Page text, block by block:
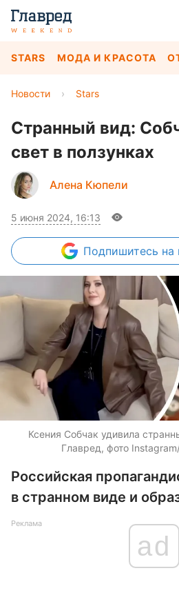
STARS МОДА И КРАСОТА
Новости › Stars
Странный вид:
свет в ползунках
Алена Кюпели
5 июня 2024, 16:13
Подпишитесь на
Ксения Собчак удивила
Главред, фото
Российская
в странном виде и
Реклама
ad